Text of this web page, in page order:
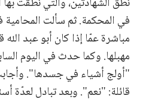
مباشرة عمّا إذا كان أبو عبد
"أولج أشياء في جسدها".
قائلة: "نعم". وبعد تبادل لعدّة